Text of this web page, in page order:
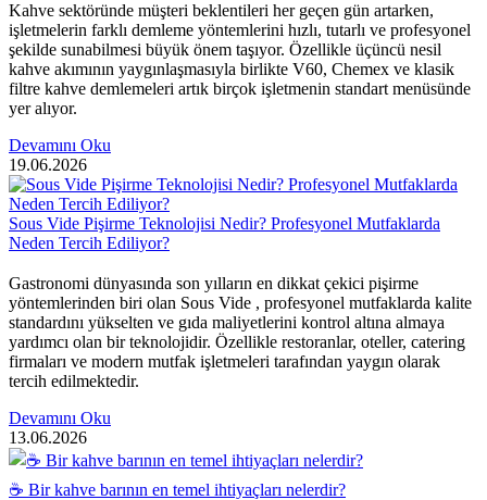
Kahve sektöründe müşteri beklentileri her geçen gün artarken,
işletmelerin farklı demleme yöntemlerini hızlı, tutarlı ve profesyonel
şekilde sunabilmesi büyük önem taşıyor. Özellikle üçüncü nesil
kahve akımının yaygınlaşmasıyla birlikte V60, Chemex ve klasik
filtre kahve demlemeleri artık birçok işletmenin standart menüsünde
yer alıyor.
Devamını Oku
19.06.2026
Sous Vide Pişirme Teknolojisi Nedir? Profesyonel Mutfaklarda
Neden Tercih Ediliyor?
Gastronomi dünyasında son yılların en dikkat çekici pişirme
yöntemlerinden biri olan Sous Vide , profesyonel mutfaklarda kalite
standardını yükselten ve gıda maliyetlerini kontrol altına almaya
yardımcı olan bir teknolojidir. Özellikle restoranlar, oteller, catering
firmaları ve modern mutfak işletmeleri tarafından yaygın olarak
tercih edilmektedir.
Devamını Oku
13.06.2026
☕ Bir kahve barının en temel ihtiyaçları nelerdir?